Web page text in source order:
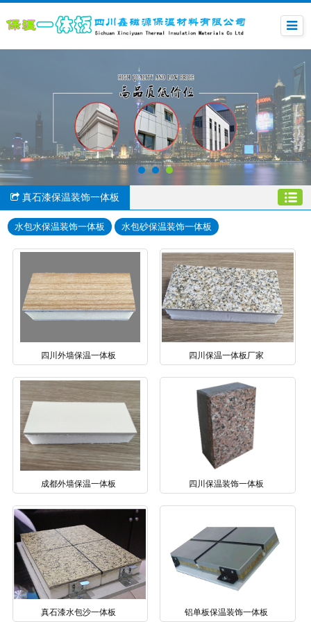
真石漆保温装饰一体板
水包水保温装饰一体板 水包砂保温装饰一体板
四川外墙保温一体板 四川保温一体板厂家
成都外墙保温一体板 四川保温装饰一体板
真石漆水包沙一体板 铝单板保温装饰一体板